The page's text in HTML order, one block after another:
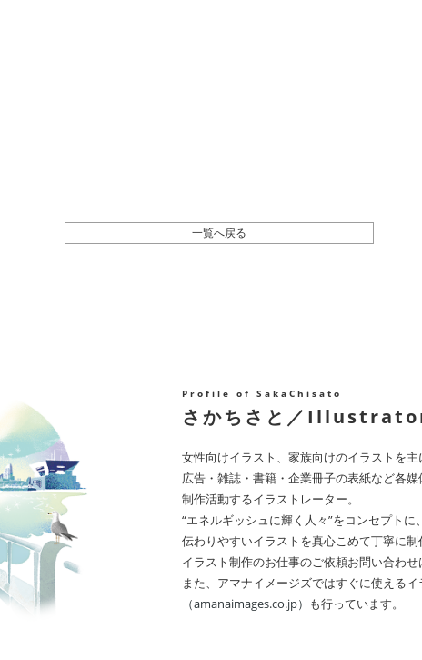
一覧へ戻る
Profile of SakaChisato
さかちさと／
女性向けイラスト、家族向けのイラストを主
広告・雑誌・書籍・企業冊子の表紙など各媒
制作活動するイラストレーター。
“エネルギッシュに輝く人々”をコンセプトに、
伝わりやすいイラストを真心こめて丁寧に制
イラスト制作のお仕事のご依頼お問い合わせ
また、アマナイメージズではすぐに使える
（amanaimages.co.jp） も行っています。